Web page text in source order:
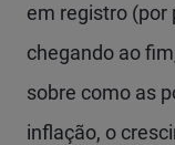
em registro (por
chegando ao
sobre como as
inflação, o